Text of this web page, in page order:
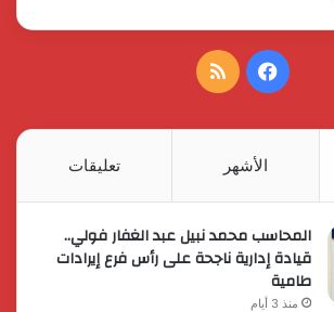
فيسبوكملخص
الأشهر تعليقات
المحاسب محمد نبيل عبد الغفار فولي..
قيادة إدارية ناجحة على رأس فرع إيرادات
طامية
منذ 3 أيام